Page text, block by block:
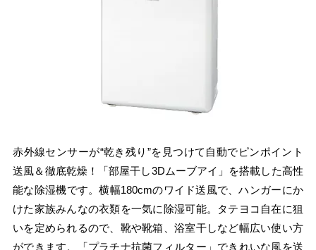
赤外線センサーが“乾き残り”を見つけて自動でピンポイント
送風＆徹底乾燥！「部屋干し3Dムーブアイ」を搭載した高性
能な除湿機です。横幅180cmのワイド送風で、ハンガーにか
けた家族みんなの衣類を一気に除湿可能。タテヨコ自在に狙
いを定められるので、靴や靴箱、浴室干しなど幅広い使い方
ができます。「プラチナ抗菌フィルター」できれいな風を送